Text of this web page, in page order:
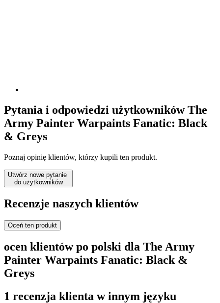
Pytania i odpowiedzi użytkowników The
Army Painter Warpaints Fanatic: Black
& Greys
Poznaj opinię klientów, którzy kupili ten produkt.
Utwórz nowe pytanie
do użytkowników
Recenzje naszych klientów
Oceń ten produkt
ocen klientów po polski dla The Army
Painter Warpaints Fanatic: Black &
Greys
1 recenzja klienta w innym języku